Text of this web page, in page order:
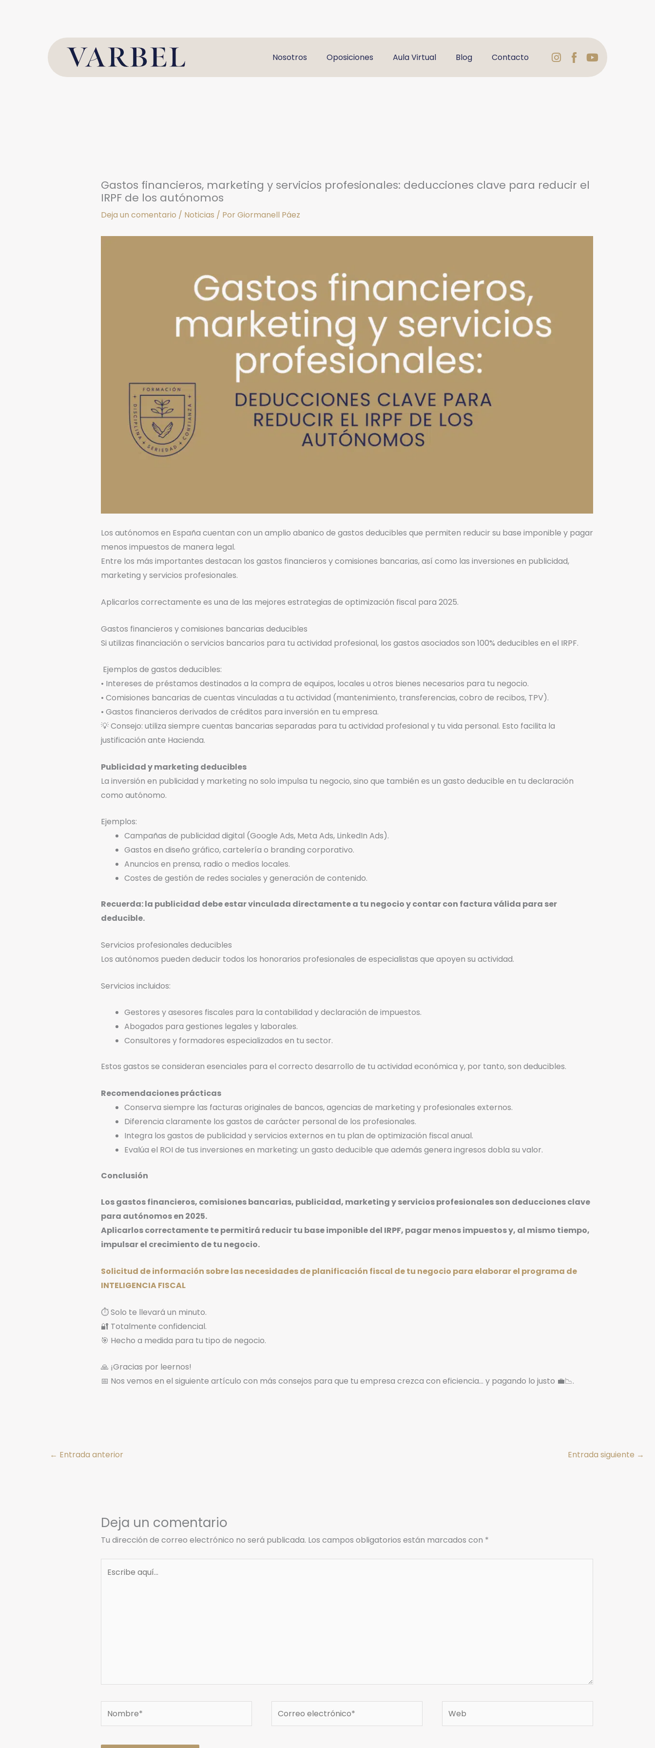
Nosotros
Oposiciones Aula Virtual Blog Contacto Instagram
Logo
Facebook
Youtube
Gastos financieros, marketing y servicios profesionales: deducciones clave para reducir el
IRPF de los autónomos
Deja un comentario / Noticias / PorGiormanell Páez
Los autónomos en España cuentan con un amplio abanico de gastos deducibles que permiten reducir su base imponible y pagar
menos impuestos de manera legal.
Entre los más importantes destacan los gastos financieros y comisiones bancarias, así como las inversiones en publicidad,
marketing y servicios profesionales.
Aplicarlos correctamente es una de las mejores estrategias de optimización fiscal para 2025.
Gastos financieros y comisiones bancarias deducibles
Si utilizas financiación o servicios bancarios para tu actividad profesional, los gastos asociados son 100% deducibles en el IRPF.
Ejemplos de gastos deducibles:
• Intereses de préstamos destinados a la compra de equipos, locales u otros bienes necesarios para tu negocio.
• Comisiones bancarias de cuentas vinculadas a tu actividad (mantenimiento, transferencias, cobro de recibos, TPV).
• Gastos financieros derivados de créditos para inversión en tu empresa.
💡 Consejo: utiliza siempre cuentas bancarias separadas para tu actividad profesional y tu vida personal. Esto facilita la
justificación ante Hacienda.
Publicidad y marketing deducibles
La inversión en publicidad y marketing no solo impulsa tu negocio, sino que también es un gasto deducible en tu declaración
como autónomo.
Ejemplos:
Campañas de publicidad digital (Google Ads, Meta Ads, LinkedIn Ads).
Gastos en diseño gráfico, cartelería o branding corporativo.
Anuncios en prensa, radio o medios locales.
Costes de gestión de redes sociales y generación de contenido.
Recuerda: la publicidad debe estar vinculada directamente a tu negocio y contar con factura válida para ser
deducible.
Servicios profesionales deducibles
Los autónomos pueden deducir todos los honorarios profesionales de especialistas que apoyen su actividad.
Servicios incluidos:
Gestores y asesores fiscales para la contabilidad y declaración de impuestos.
Abogados para gestiones legales y laborales.
Consultores y formadores especializados en tu sector.
Estos gastos se consideran esenciales para el correcto desarrollo de tu actividad económica y, por tanto, son deducibles.
Recomendaciones prácticas
Conserva siempre las facturas originales de bancos, agencias de marketing y profesionales externos.
Diferencia claramente los gastos de carácter personal de los profesionales.
Integra los gastos de publicidad y servicios externos en tu plan de optimización fiscal anual.
Evalúa el ROI de tus inversiones en marketing: un gasto deducible que además genera ingresos dobla su valor.
Conclusión
Los gastos financieros, comisiones bancarias, publicidad, marketing y servicios profesionales son deducciones clave
para autónomos en 2025.
Aplicarlos correctamente te permitirá reducir tu base imponible del IRPF, pagar menos impuestos y, al mismo tiempo,
impulsar el crecimiento de tu negocio.
Solicitud de información sobre las necesidades de planificación fiscal de tu negocio para elaborar el programa de
INTELIGENCIA FISCAL
⏱️ Solo te llevará un minuto.
🔐 Totalmente confidencial.
🎯 Hecho a medida para tu tipo de negocio.
🙏 ¡Gracias por leernos!
📅 Nos vemos en el siguiente artículo con más consejos para que tu empresa crezca con eficiencia… y pagando lo justo 💼📉.
← Entrada anterior Entrada siguiente →
Deja un comentario
Tu dirección de correo electrónico no será publicada. Los campos obligatorios están marcados con *
Nombre*